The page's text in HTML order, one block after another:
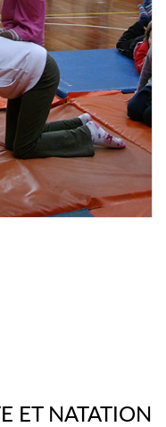
ET NATATION